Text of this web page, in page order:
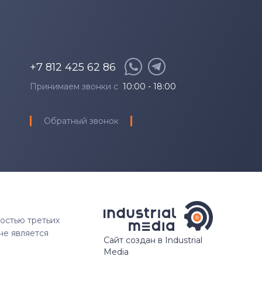
+7 812 425 62 86
Принимаем звонки с 10:00 - 18:00
Обратный звонок
третьих
является
Сайт создан в Industrial
Media